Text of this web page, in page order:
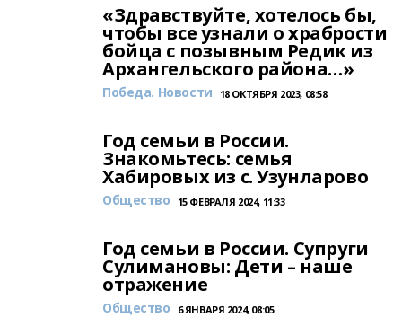
«Здравствуйте, хотелось бы,
чтобы все узнали о храбрости
бойца с позывным Редик из
Архангельского района…»
Победа. Новости 18 ОКТЯБРЯ 2023, 08:58
Год семьи в России.
Знакомьтесь: семья
Хабировых из с. Узунларово
Общество 15 ФЕВРАЛЯ 2024, 11:33
Год семьи в России. Супруги
Сулимановы: Дети – наше
отражение
Общество 6 ЯНВАРЯ 2024, 08:05